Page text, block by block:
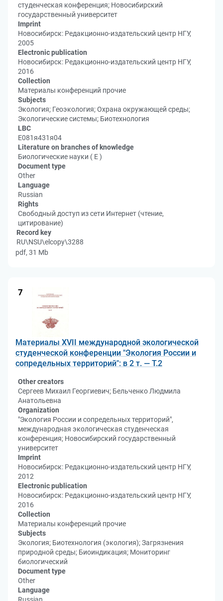
студенческая конференция; Новосибирский
государственный университет
Imprint
Новосибирск: Редакционно-издательский центр НГУ,
2005
Electronic publication
Новосибирск: Редакционно-издательский центр НГУ,
2016
Collection
Материалы конференций прочие
Subjects
Экология; Геоэкология; Охрана окружающей среды;
Экологические системы; Биотехнология
LBC
Е081я431я04
Literature on branches of knowledge
Биологические науки ( Е )
Document type
Other
Language
Russian
Rights
Свободный доступ из сети Интернет (чтение,
цитирование)
Record key
RU\NSU\elcopy\3288
pdf, 31 Mb
7
Материалы XVII международной экологической
студенческой конференции "Экология России и
сопредельных территорий": в 2 т. — Т.2
Other creators
Сергеев Михаил Георгиевич; Бельченко Людмила
Анатольевна
Organization
"Экология России и сопредельных территорий",
международная экологическая студенческая
конференция; Новосибирский государственный
университет
Imprint
Новосибирск: Редакционно-издательский центр НГУ,
2012
Electronic publication
Новосибирск: Редакционно-издательский центр НГУ,
2016
Collection
Материалы конференций прочие
Subjects
Экология; Биотехнология (экология); Загрязнения
природной среды; Биоиндикация; Мониторинг
биологический
Document type
Other
Language